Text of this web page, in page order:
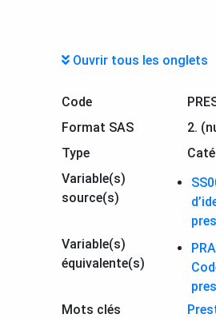
Ouvrir tous les onglets
Code
Format SAS
2.
Type
Variable(s)
source(s)
Variable(s)
équivalente(s)
Mots clés